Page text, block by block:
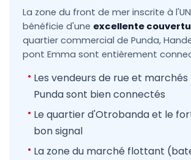
La zone du front de mer inscrite à
bénéficie d'une excellente
quartier commercial de Punda,
pont Emma sont entièrement
Les vendeurs de rue et marchés
Punda sont bien connectés
Le quartier d'Otrobanda et le
bon signal
La zone du marché flottant